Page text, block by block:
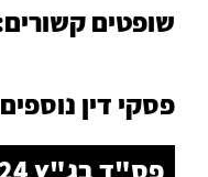
שופטים
פסקי דין